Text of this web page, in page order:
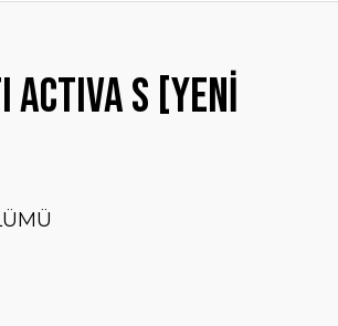
ACTIVA S [YENİ